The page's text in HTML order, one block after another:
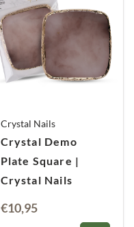
Crystal Nails
Crystal Demo
Plate Square |
Crystal Nails
€10,95